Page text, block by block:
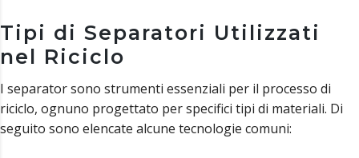
Tipi di Separatori Utilizzati
nel Riciclo
I separator sono strumenti essenziali per il processo di
riciclo, ognuno progettato per specifici tipi di materiali. Di
seguito sono elencate alcune tecnologie comuni: